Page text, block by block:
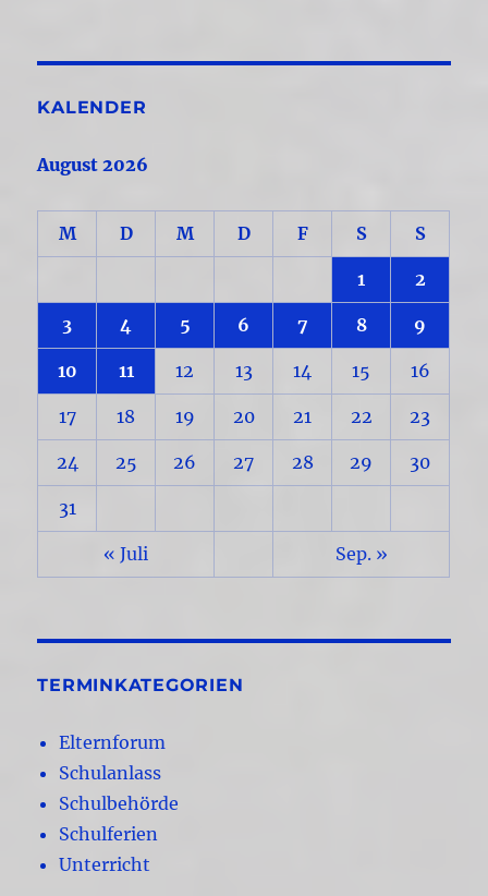
KALENDER
August 2026
M D M D F S S
1 2
3 4 5 6 7 8 9
10 11 12 13 14 15 16
17 18 19 20 21 22 23
24 25 26 27 28 29 30
31
« Juli Sep. »
TERMINKATEGORIEN
Elternforum
Schulanlass
Schulbehörde
Schulferien
Unterricht